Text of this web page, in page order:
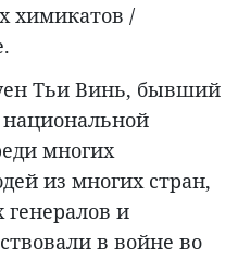
химикатов /
Тьи Винь, бывший
многих
из многих стран,
и
в войне во